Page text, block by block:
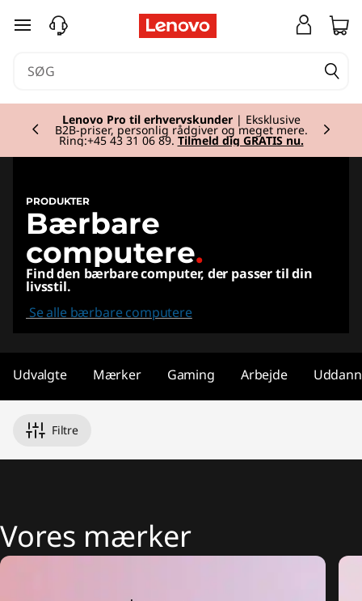
o
n
1
,
M
o
spring til hovedindhold
Lenovo Pro til erhvervskunder| Eksklusive
B2B-priser, personlig rådgiver og meget mere.
Ring:+45 43 31 06 89. Tilmeld dig GRATIS nu.
Currently displaying item 2 of 2
PRODUKTER
Bærbare
computere.
Find den bærbare computer, der passer til din
livsstil.
Se alle bærbare computere
Udvalgte Mærker Gaming Arbejde
Filtre
Vores mærker